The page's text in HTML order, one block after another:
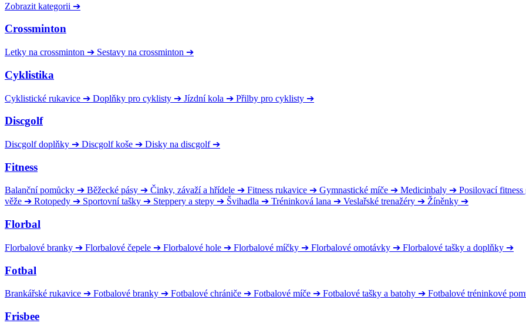
Zobrazit kategorii ➔
Crossminton
Letky na crossminton ➔ Sestavy na crossminton ➔
Cyklistika
Cyklistické rukavice ➔ Doplňky pro cyklisty ➔ Jízdní kola ➔ Přilby pro cyklisty ➔
Discgolf
Discgolf doplňky ➔ Discgolf koše ➔ Disky na discgolf ➔
Fitness
Balanční pomůcky ➔ Běžecké pásy ➔ Činky, závaží a hřídele ➔ Fitness rukavice ➔ Gymnastické míče ➔ Medicinbaly ➔ Posilovací fitness
věže ➔ Rotopedy ➔ Sportovní tašky ➔ Steppery a stepy ➔ Švihadla ➔ Tréninková lana ➔ Veslařské trenažéry ➔ Žíněnky ➔
Florbal
Florbalové branky ➔ Florbalové čepele ➔ Florbalové hole ➔ Florbalové míčky ➔ Florbalové omotávky ➔ Florbalové tašky a doplňky ➔
Fotbal
Brankářské rukavice ➔ Fotbalové branky ➔ Fotbalové chrániče ➔ Fotbalové míče ➔ Fotbalové tašky a batohy ➔ Fotbalové tréninkové
Frisbee